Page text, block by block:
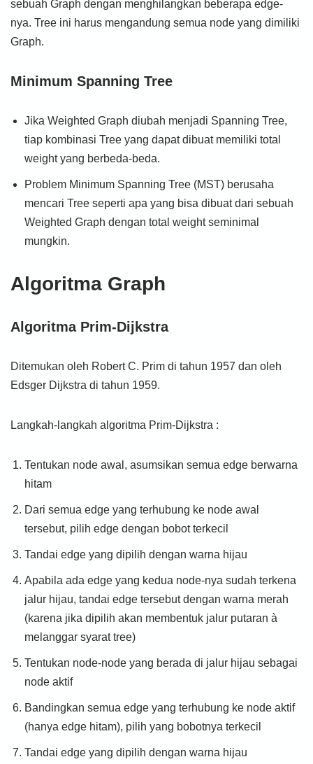
sebuah Graph dengan menghilangkan beberapa edge-
nya. Tree ini harus mengandung semua node yang dimiliki
Graph.
Minimum Spanning Tree
Jika Weighted Graph diubah menjadi Spanning Tree,
tiap kombinasi Tree yang dapat dibuat memiliki total
weight yang berbeda-beda.
Problem Minimum Spanning Tree (MST) berusaha
mencari Tree seperti apa yang bisa dibuat dari sebuah
Weighted Graph dengan total weight seminimal
mungkin.
Algoritma Graph
Algoritma Prim-Dijkstra
Ditemukan oleh Robert C. Prim di tahun 1957 dan oleh
Edsger Dijkstra di tahun 1959.
Langkah-langkah algoritma Prim-Dijkstra :
Tentukan node awal, asumsikan semua edge berwarna
hitam
Dari semua edge yang terhubung ke node awal
tersebut, pilih edge dengan bobot terkecil
Tandai edge yang dipilih dengan warna hijau
Apabila ada edge yang kedua node-nya sudah terkena
jalur hijau, tandai edge tersebut dengan warna merah
(karena jika dipilih akan membentuk jalur putaran à
melanggar syarat tree)
Tentukan node-node yang berada di jalur hijau sebagai
node aktif
Bandingkan semua edge yang terhubung ke node aktif
(hanya edge hitam), pilih yang bobotnya terkecil
Tandai edge yang dipilih dengan warna hijau